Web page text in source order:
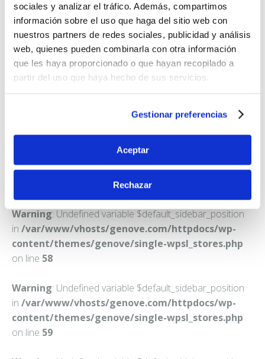
sociales y analizar el tráfico. Además, compartimos
información sobre el uso que haga del sitio web con
nuestros partners de redes sociales, publicidad y análisis
web, quienes pueden combinarla con otra información
que les haya proporcionado o que hayan recopilado a
partir del uso que haya hecho de sus servicios.
Gestionar preferencias
Aceptar
Rechazar
FARMACIA FLUVIA PEIRO, CARLOS DANIEL
AV. L'ALAMEDA, 28
Warning: Undefined variable $default_sidebar_position
in /var/www/vhosts/genove.com/httpdocs/wp-
content/themes/genove/single-wpsl_stores.php
on line 58
Warning: Undefined variable $default_sidebar_position
in /var/www/vhosts/genove.com/httpdocs/wp-
content/themes/genove/single-wpsl_stores.php
on line 59